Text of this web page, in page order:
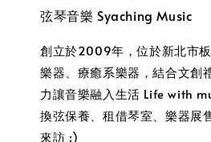
弦琴音樂 Syaching Music
創立於2009年，位於新北市
樂器、療癒系樂器，結合文創
力讓音樂融入生活 Life with
換弦保養、租借琴室、樂器展
來訪 :)